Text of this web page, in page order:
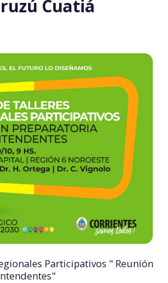
Cuatiá
Participativos " Reunión